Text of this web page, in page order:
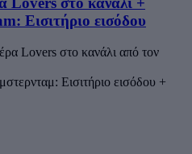
Εισιτήριο εισόδου
Lovers στο κανάλι από τον
Εισιτήριο εισόδου +